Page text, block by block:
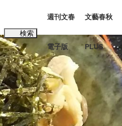
検索
週刊文春
電子版
文藝春秋
PLUS